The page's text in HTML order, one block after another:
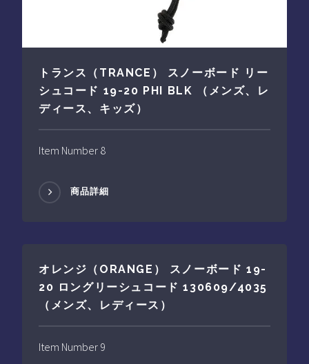
トランス（TRANCE） スノーボード リー
シュコード 19-20 PHI BLK （メンズ、レ
ディース、キッズ）
Item Number 8
商品詳細
オレンジ（ORANGE） スノーボード 19-
20 ロングリーシュコード 130609/4035
（メンズ、レディース）
Item Number 9